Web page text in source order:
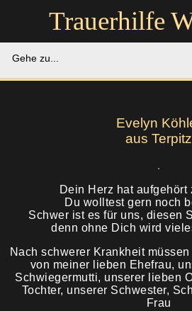
Gehe zu...
Soforthilfe
Abschied
Ruhestätten
Kontakt
Trauerhilfe
Evelyn
aus Terpitz
Dein Herz hat aufgehört
Du wolltest gern noch
Schwer ist es für uns, diesen
denn ohne Dich wird
Nach schwerer Krankheit
von meiner lieben Ehefrau,
Schwiegermutti, unserer lieben
Tochter, unserer Schwester,
Frau